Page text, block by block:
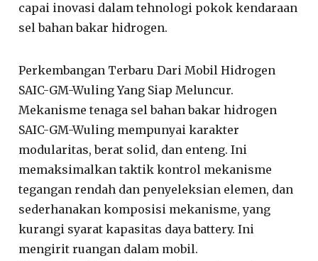
capai inovasi dalam tehnologi pokok kendaraan
sel bahan bakar hidrogen.
Perkembangan Terbaru Dari Mobil Hidrogen
SAIC-GM-Wuling Yang Siap Meluncur.
Mekanisme tenaga sel bahan bakar hidrogen
SAIC-GM-Wuling mempunyai karakter
modularitas, berat solid, dan enteng. Ini
memaksimalkan taktik kontrol mekanisme
tegangan rendah dan penyeleksian elemen, dan
sederhanakan komposisi mekanisme, yang
kurangi syarat kapasitas daya battery. Ini
mengirit ruangan dalam mobil.